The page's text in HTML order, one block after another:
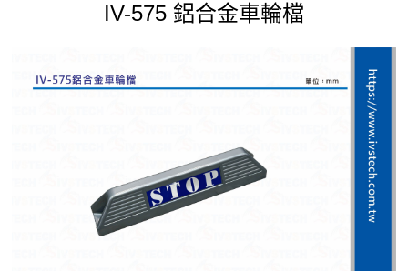
Etag長距離讀卡機系列
停車場周邊系列
IV-575 鋁合金車輪檔